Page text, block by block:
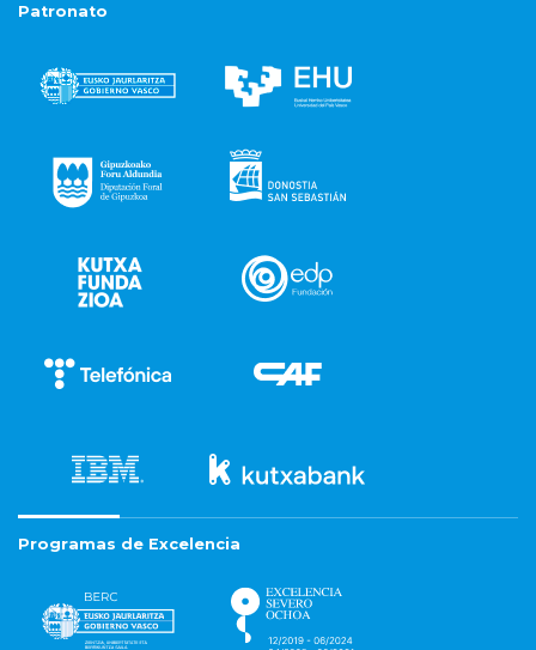
Patronato
Programas de Excelencia